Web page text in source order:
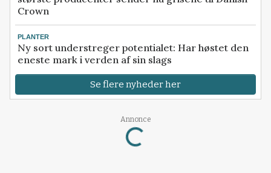
Crown
PLANTER
Ny sort understreger potentialet: Har høstet den
eneste mark i verden af sin slags
Se flere nyheder her
Annonce
Loading...